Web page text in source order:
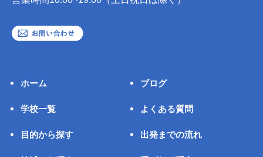
ホーム
学校一覧
目的から探す
ブログ
よくある質問
出発までの流れ